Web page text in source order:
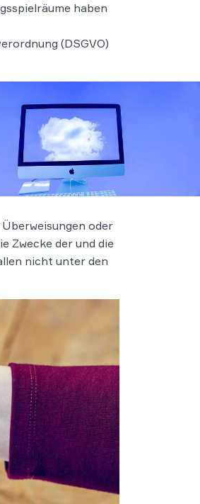
haben
(DSGVO)
oder
Zwecke der und die
nicht unter den